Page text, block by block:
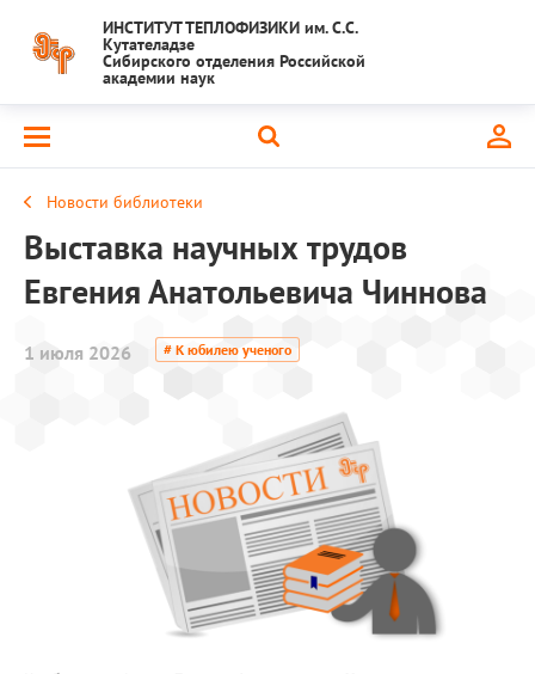
ИНСТИТУТ ТЕПЛОФИЗИКИ им. С.С.
Кутателадзе
Сибирского отделения Российской
академии наук
Новости библиотеки
Выставка научных трудов
Евгения Анатольевича Чиннова
1 июля 2026 # К юбилею ученого